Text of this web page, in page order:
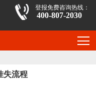
登报免费咨询热线：
400-807-2030
失流程